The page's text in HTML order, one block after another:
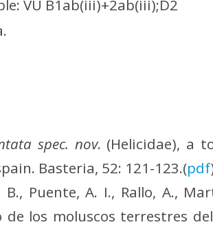
VU B1ab(iii)+2ab(iii);D2
spec. nov. (Helicidae), a
Basteria, 52: 121-123.(pdf
Puente, A. I., Rallo, A.,
los moluscos terrestres